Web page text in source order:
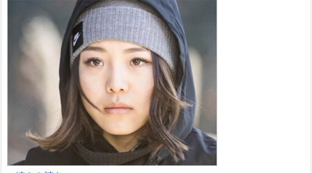
綾部祐二 変貌！ハードボイルドな現在に衝撃..何して
る？と話題に！